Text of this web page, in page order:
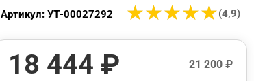
★★★★★
★★★★★(4,9)
Артикул: УТ-00027292
18 444 ₽ 21 200 ₽